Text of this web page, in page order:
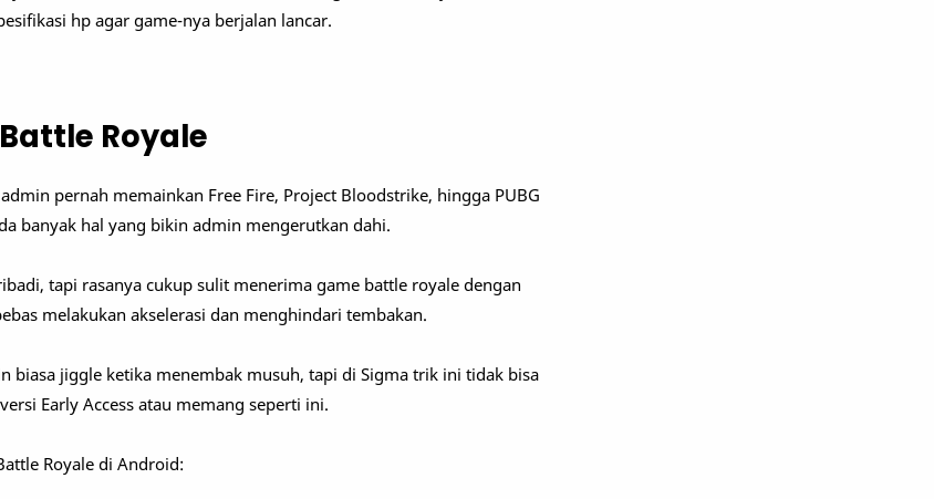
hp agar game-nya berjalan lancar.
Royale
pernah memainkan Free Fire, Project Bloodstrike, hingga PUBG
banyak hal yang bikin admin mengerutkan dahi.
tapi rasanya cukup sulit menerima game battle royale dengan
melakukan akselerasi dan menghindari tembakan.
biasa jiggle ketika menembak musuh, tapi di Sigma trik ini tidak bisa
Early Access atau memang seperti ini.
Royale di Android: